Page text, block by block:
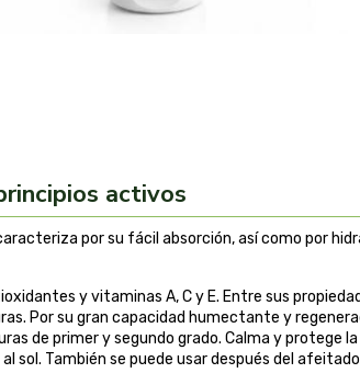
activos
por su fácil absorción, así como por
y vitaminas A, C y E. Entre sus
Por su gran capacidad humectante y
de primer y segundo grado. Calma y protege
sol. También se puede usar después del